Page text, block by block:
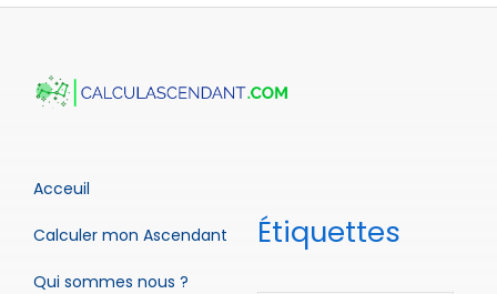
Acceuil
Calculer mon Ascendant
Qui sommes nous ?
Étiquettes